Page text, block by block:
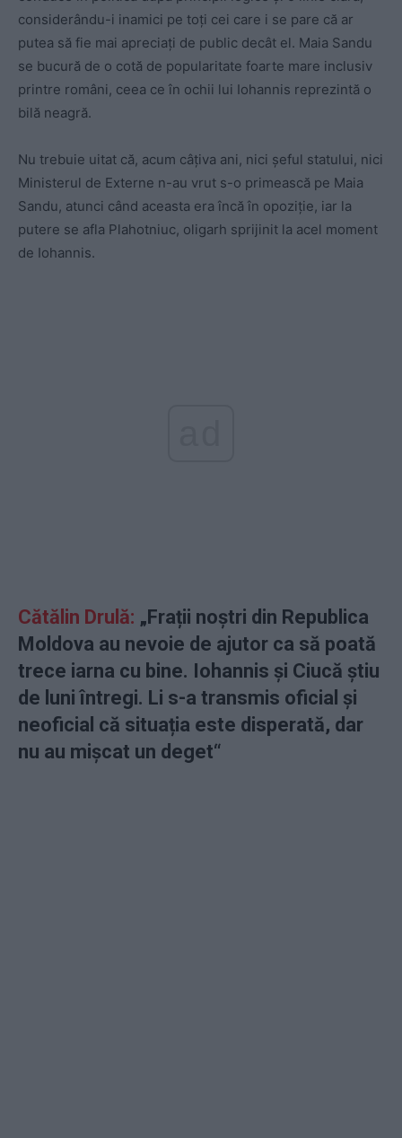
considerându-i inamici pe toți cei care i se pare că ar
putea să fie mai apreciați de public decât el. Maia Sandu
se bucură de o cotă de popularitate foarte mare inclusiv
printre români, ceea ce în ochii lui Iohannis reprezintă o
bilă neagră.
Nu trebuie uitat că, acum câțiva ani, nici șeful statului, nici
Ministerul de Externe n-au vrut s-o primească pe Maia
Sandu, atunci când aceasta era încă în opoziție, iar la
putere se afla Plahotniuc, oligarh sprijinit la acel moment
de Iohannis.
Cătălin Drulă: „Frații noștri din Republica
Moldova au nevoie de ajutor ca să poată
trece iarna cu bine. Iohannis și Ciucă știu
de luni întregi. Li s-a transmis oficial și
neoficial că situația este disperată, dar
nu au mișcat un deget“